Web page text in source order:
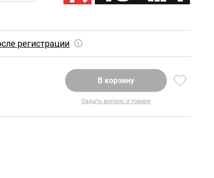
регистрации
В корзину
Задать вопрос о товаре